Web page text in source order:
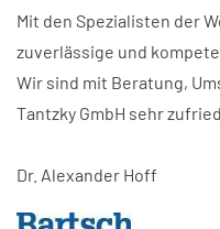
Mit den Spezialisten der
zuverlässige und
Wir sind mit Beratung,
Tantzky GmbH sehr
Dr. Alexander Hoff